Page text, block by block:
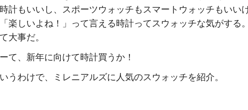
計もいいし、スポーツウォッチもスマートウォッチもいい
楽しいよね！」って言える時計ってスウォッチな気がする
大事だ。
て、新年に向けて時計買うか！
うわけで、ミレニアルズに人気のスウォッチを紹介。